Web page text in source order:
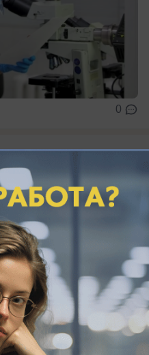
0
пожар в
новости
главные события